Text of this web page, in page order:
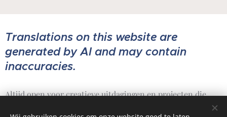
Translations on this website are
generated by AI and may contain
inaccuracies.
Altijd open voor creatieve uitdagingen en projecten die